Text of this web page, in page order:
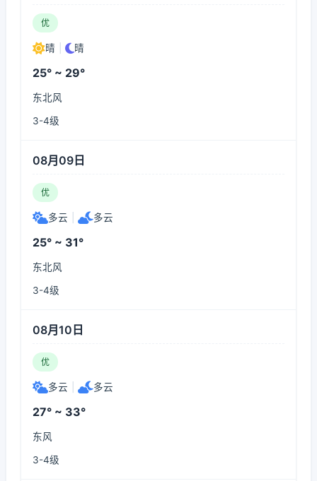
优
晴 晴
25° ~ 29°
东北风
3-4级
08月09日
优
多云 多云
25° ~ 31°
东北风
3-4级
08月10日
优
多云 多云
27° ~ 33°
东风
3-4级